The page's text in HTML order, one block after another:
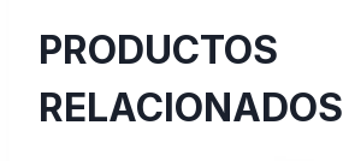
PRODUCTOS
RELACIONADOS